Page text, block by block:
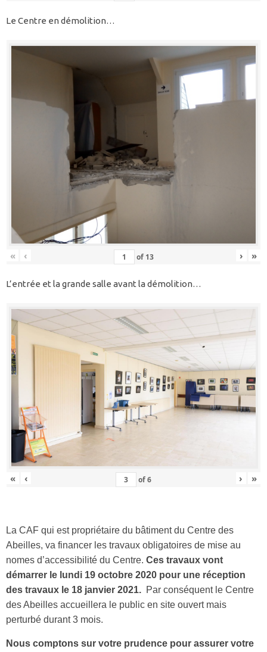
Le Centre en démolition…
« ‹ of 13 › »
L’entrée et la grande salle avant la démolition…
« ‹ of6 › »
La CAF qui est propriétaire du bâtiment du Centre des
Abeilles, va financer les travaux obligatoires de mise au
nomes d’accessibilité du Centre. Ces travaux vont
démarrer le lundi 19 octobre 2020 pour une réception
des travaux le 18 janvier 2021. Par conséquent le Centre
des Abeilles accueillera le public en site ouvert mais
perturbé durant 3 mois.
Nous comptons sur votre prudence pour assurer votre